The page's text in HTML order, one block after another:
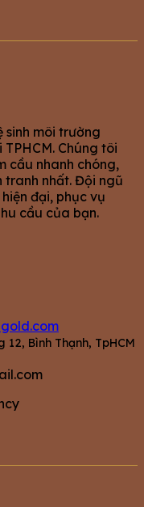
sinh môi trường
Chúng tôi
cầu nhanh chóng,
tranh nhất. Đội ngũ
đại, phục vụ
cầu của bạn.
12, Bình Thạnh, TpHCM